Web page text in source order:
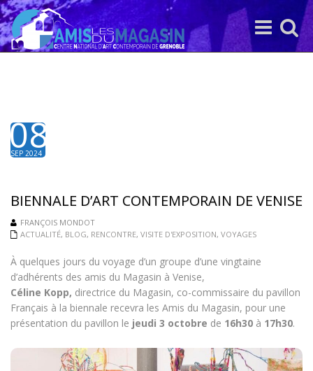
Toggle
search
Toggle
navigation
08
SEP 2024
BIENNALE D’ART CONTEMPORAIN DE VENISE
FRANÇOIS MONDOT
ACTUALITÉ, BLOG, RENCONTRE, VISITE D'EXPOSITION, VOYAGES
À quelques jours du voyage d’un groupe d’une vingtaine
d’adhérents des amis du Magasin à Venise,
Céline Kopp, directrice du Magasin, co-commissaire du pavillon
Français à la biennale recevra les Amis du Magasin, pour une
présentation du pavillon le jeudi 3 octobre de 16h30 à 17h30.